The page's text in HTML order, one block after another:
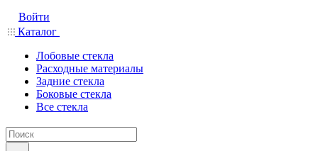
Войти
Каталог
Лобовые стекла
Расходные материалы
Задние стекла
Боковые стекла
Все стекла